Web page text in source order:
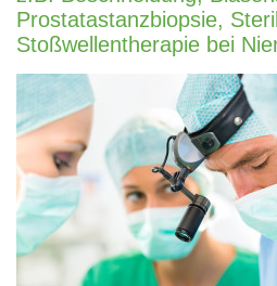
Prostatastanzbiopsie,
Stoßwellentherapie bei